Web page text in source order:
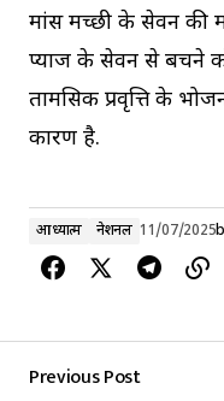
मांस मच्‍छी के सेवन की
प्‍याज के सेवन से बचने
तामसिक प्रवृत्ति के
कारण है.
आध्यात्म नेशनल 11/07/2025
Previous Post